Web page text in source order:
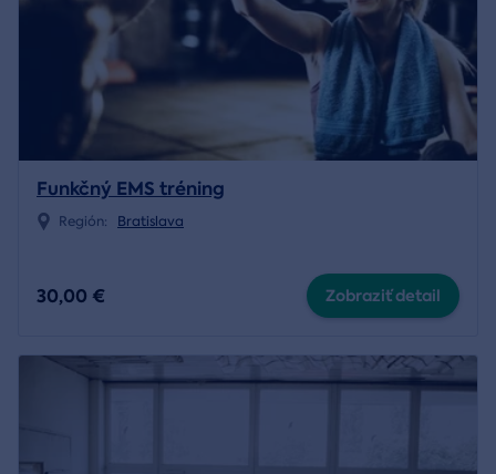
Funkčný EMS tréning
Región: Bratislava
30,00 € Zobraziť detail